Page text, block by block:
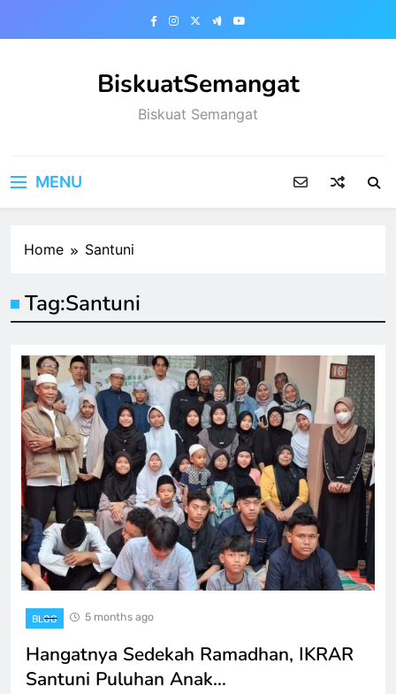
BiskuatSemangat
Biskuat Semangat
MENU
Home Santuni
Tag:Santuni
BLOG 5 months ago
Hangatnya Sedekah Ramadhan, IKRAR
Santuni Puluhan Anak…